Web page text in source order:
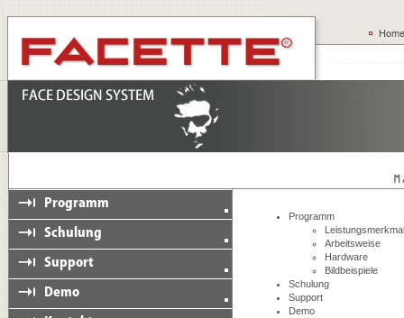
Programm
Arbeitsweise
Hardware
Bildbeispiele
Schulung
Support
Demo